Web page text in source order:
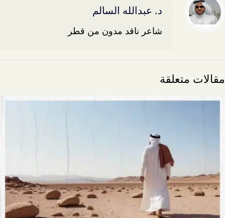
د. عبدالله السالم
شاعر ناقد مدون من قطر
مقالات متعلقة